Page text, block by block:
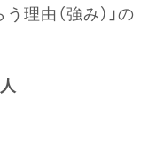
理由（強み）」の